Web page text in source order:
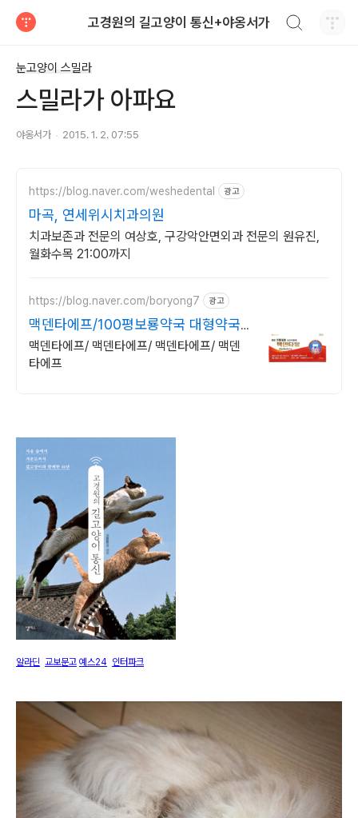
고경원의 길고양이 통신+야옹서가
눈고양이 스밀라
스밀라가 아파요
야옹서가 2015. 1. 2. 07:55
https://blog.naver.com/weshedental 광고
마곡, 연세위시치과의원
치과보존과 전문의 여상호, 구강악안면외과 전문의 원유진,
월화수목 21:00까지
https://blog.naver.com/boryong7 광고
맥덴타에프/100평보룡약국 대형약국/
태릉입구,육사 근처
맥덴타에프/ 맥덴타에프/ 맥덴타에프/ 맥덴
타에프
알라딘 교보문고 예스24 인터파크